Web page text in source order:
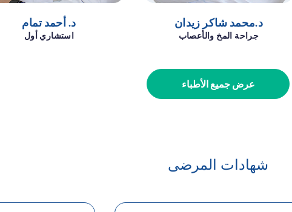
د.محمد شاكر زيدان
جراحة المخ والأعصاب
د. أحمد تمام
استشاري أول
عرض جميع الأطباء
شهادات المرضى